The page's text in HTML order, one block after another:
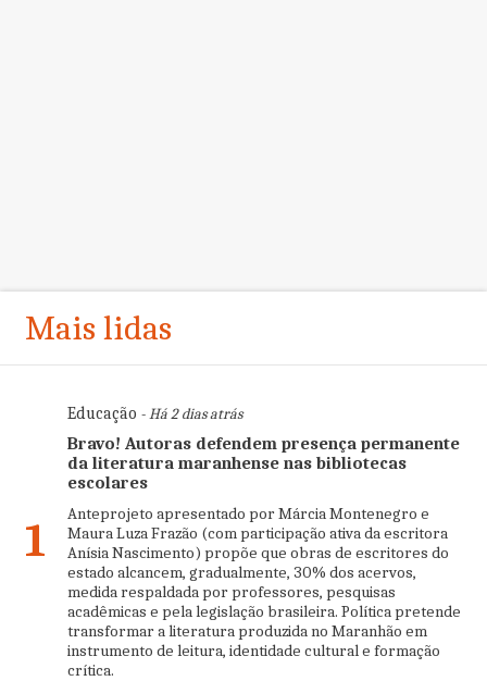
Mais lidas
1
Educação - Há 2 dias atrás
Bravo! Autoras defendem presença permanente
da literatura maranhense nas bibliotecas
escolares
Anteprojeto apresentado por Márcia Montenegro e
Maura Luza Frazão (com participação ativa da escritora
Anísia Nascimento) propõe que obras de escritores do
estado alcancem, gradualmente, 30% dos acervos,
medida respaldada por professores, pesquisas
acadêmicas e pela legislação brasileira. Política pretende
transformar a literatura produzida no Maranhão em
instrumento de leitura, identidade cultural e formação
crítica.